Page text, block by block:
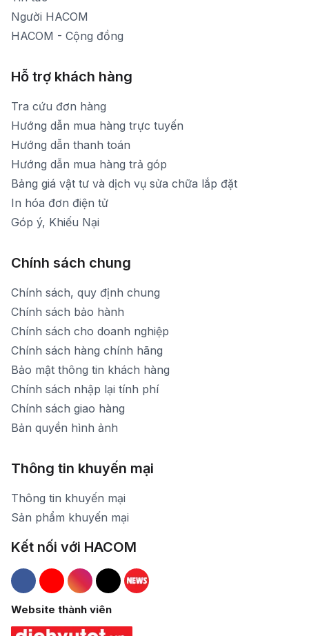
Người HACOM
HACOM - Cộng đồng
Hỗ trợ khách hàng
Tra cứu đơn hàng
Hướng dẫn mua hàng trực tuyến
Hướng dẫn thanh toán
Hướng dẫn mua hàng trả góp
Bảng giá vật tư và dịch vụ sửa chữa lắp đặt
In hóa đơn điện tử
Góp ý, Khiếu Nại
Chính sách chung
Chính sách, quy định chung
Chính sách bảo hành
Chính sách cho doanh nghiệp
Chính sách hàng chính hãng
Bảo mật thông tin khách hàng
Chính sách nhập lại tính phí
Chính sách giao hàng
Bản quyền hình ảnh
Thông tin khuyến mại
Thông tin khuyến mại
Sản phẩm khuyến mại
Kết nối với HACOM
Hacom Facebook
Hacom YouTube
Hacom Instagram
Hacom TikTok
Website thành viên